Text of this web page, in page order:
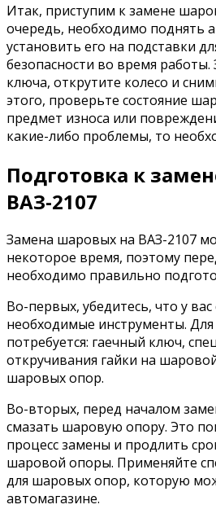
Итак, приступим к замене
очередь, необходимо поднять
установить его на подставки
безопасности во время
ключа, открутите колесо и
этого, проверьте состояние
предмет износа или
какие-либо проблемы, то
Подготовка к
ВАЗ-2107
Замена шаровых на ВАЗ-2107
некоторое время, поэтому
необходимо правильно
Во-первых, убедитесь, что у вас
необходимые инструменты.
потребуется: гаечный ключ,
откручивания гайки на
шаровых опор.
Во-вторых, перед началом
смазать шаровую опору. Это
процесс замены и продлить
шаровой опоры. Применяйте
для шаровых опор, которую
автомагазине.